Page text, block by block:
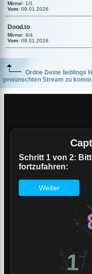
Mirror: 1/1
Vom: 09.01.2026
Dood.to
Mirror: 4/4
Vom: 09.01.2026
Ordne Deine lieblings
gewünschten Stream zu